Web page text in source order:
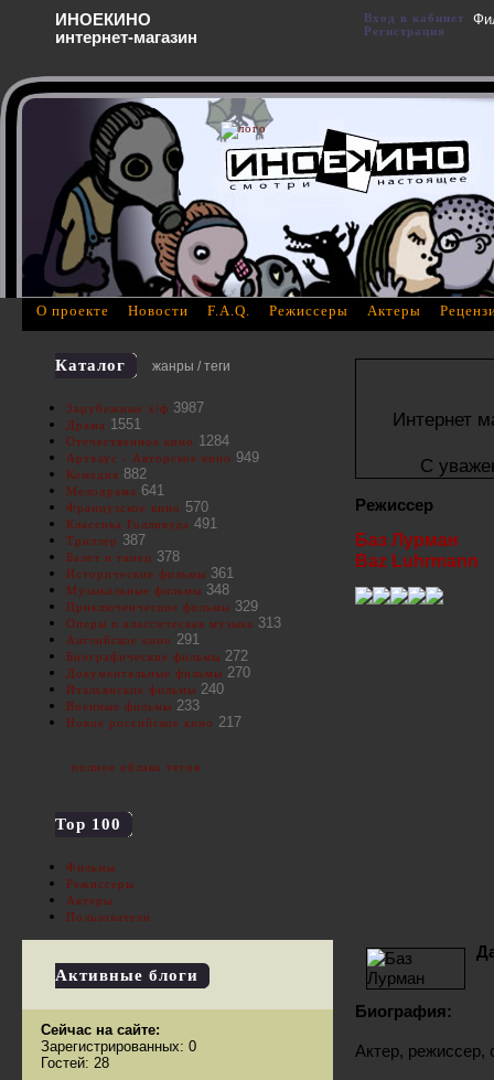
Интернет
С
Режиссер
Баз Лурман
Baz Luhrmann
Биография:
Актер, режиссер,
Каталог жанры / теги
Зарубежные х/ф 3987
Драма 1551
Отечественное кино 1284
Артхаус - Авторское кино 949
Комедия 882
Мелодрама 641
Французское кино 570
Классика Голливуда 491
Триллер 387
Балет и танец 378
Исторические фильмы 361
Музыкальные фильмы 348
Приключенческие фильмы 329
Оперы и классическая музыка 313
Английское кино 291
Биографические фильмы 272
Документальные фильмы 270
Итальянские фильмы 240
Военные фильмы 233
Новое российское кино 217
полное облако тегов
Top 100
Фильмы
Режиссеры
Актеры
Пользователи
Активные блоги
Сейчас на сайте:
Зарегистрированных: 0
Гостей: 28
О проекте Новости F.A.Q. Режиссеры Актеры
ИНОЕКИНО
интернет-магазин
Вход в кабинет
Регистрация